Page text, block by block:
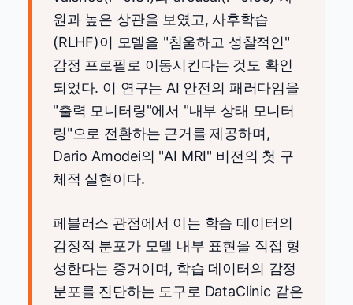
원과 높은 상관을 보였고, 사후학습
(RLHF)이 모델을 "침울하고 성찰적인"
감정 프로필로 이동시킨다는 것도 확인
되었다. 이 연구는 AI 안전의 패러다임을
"출력 모니터링"에서 "내부 상태 모니터
링"으로 전환하는 근거를 제공하며,
Dario Amodei의 "AI MRI" 비전의 첫 구
체적 실현이다.
페블러스 관점에서 이는 학습 데이터의
감정적 분포가 모델 내부 표현을 직접 형
성한다는 증거이며, 학습 데이터의 감정
분포를 진단하는 도구로 DataClinic 같은